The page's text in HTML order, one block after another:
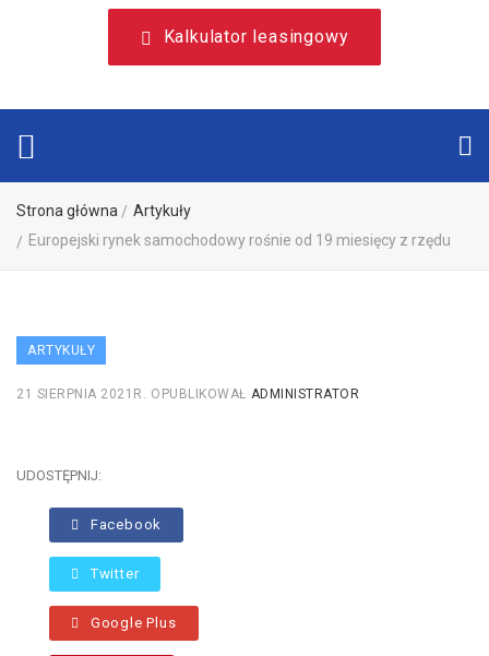
Kalkulator leasingowy
Strona główna
Artykuły
Europejski rynek samochodowy rośnie od 19 miesięcy z rzędu
ARTYKUŁY
21 SIERPNIA 2021R. OPUBLIKOWAŁ ADMINISTRATOR
UDOSTĘPNIJ:
Facebook
Twitter
Google Plus